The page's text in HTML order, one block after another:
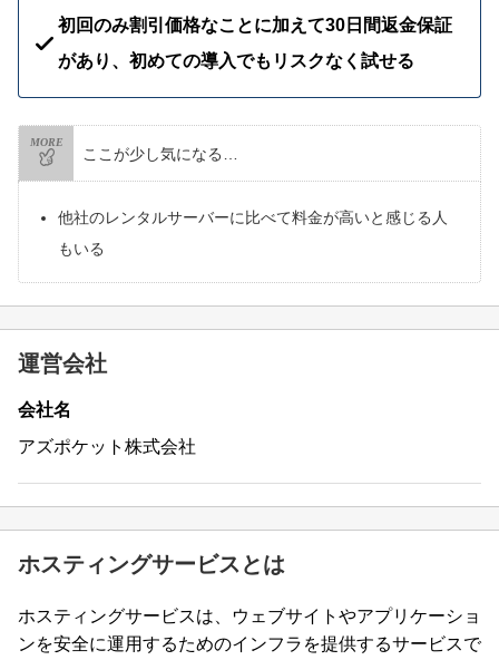
初回のみ割引価格なことに加えて30日間返金保証
があり、初めての導入でもリスクなく試せる
MORE
ここが少し気になる…
他社のレンタルサーバーに比べて料金が高いと感じる人
もいる
運営会社
会社名
アズポケット株式会社
ホスティングサービスとは
ホスティングサービスは、ウェブサイトやアプリケーショ
ンを安全に運用するためのインフラを提供するサービスで